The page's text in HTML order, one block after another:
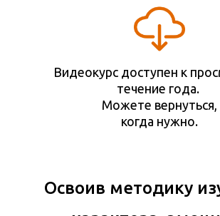
Видеокурс доступен к
течение года.
Можете вернуться,
когда нужно.
Освоив методику